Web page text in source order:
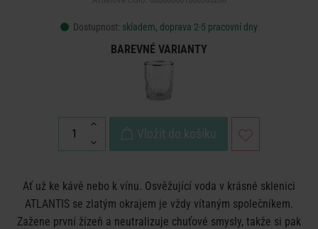
Dostupnost: skladem, doprava 2-5 pracovní dny
BAREVNÉ VARIANTY
Vložit do košíku
Ať už ke kávě nebo k vínu. Osvěžující voda v krásné sklenici
ATLANTIS se zlatým okrajem je vždy vítaným společníkem.
Zažene první žízeň a neutralizuje chuťové smysly, takže si pak